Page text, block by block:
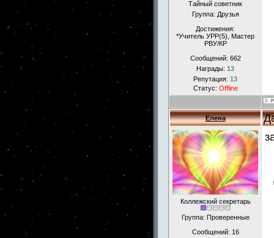
Тайный советник
Группа: Друзья
Достижения:
*Учитель УРР(5), Маcтер
РВУ/КР
Сообщений: 662
Награды: 13
Репутация: 13
Статус: Offline
Елена
Коллежский секретарь
Группа: Проверенные
Сообщений: 16